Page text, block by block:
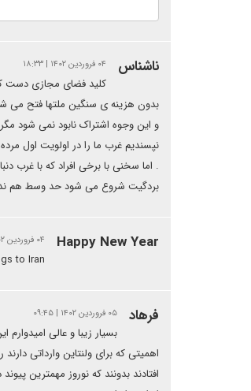
ناشناس ۰۴ فروردین ۱۴۰۲ | ۱۸:۳۳
کلید فضای مجازی دست
بدون هزینه ی سنگین ملتها فتح می
و این وجوه اشتراک نابود نمی شود
نپسندیم غرب ما را در اولویت اول
. اما سخنی با برخی افراد که با
بردگیت شروع می شود حد وسط هم
Happy New Year ۰۴ فروردین ۱۴۰۲ | ۲۳:۵۱
to Iran
فرهاد ۰۵ فروردین ۱۴۰۲ | ۰۹:۴۵
بسیار زیبا و عالی
افتادند بدونند که نوروز مهمترین